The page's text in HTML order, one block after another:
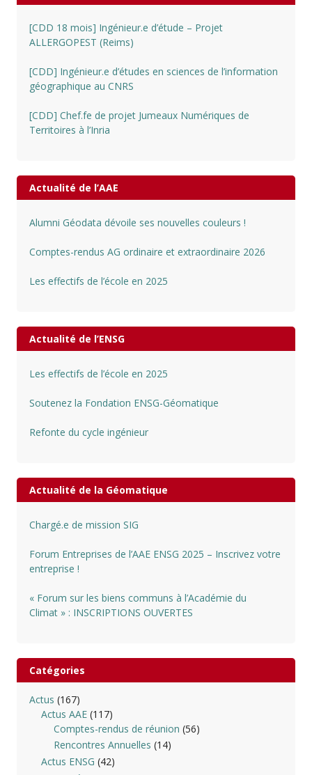
[CDD 18 mois] Ingénieur.e d’étude – Projet
ALLERGOPEST (Reims)
[CDD] Ingénieur.e d’études en sciences de l’information
géographique au CNRS
[CDD] Chef.fe de projet Jumeaux Numériques de
Territoires à l’Inria
Actualité de l’AAE
Alumni Géodata dévoile ses nouvelles couleurs !
Comptes-rendus AG ordinaire et extraordinaire 2026
Les effectifs de l’école en 2025
Actualité de l’ENSG
Les effectifs de l’école en 2025
Soutenez la Fondation ENSG-Géomatique
Refonte du cycle ingénieur
Actualité de la Géomatique
Chargé.e de mission SIG
Forum Entreprises de l’AAE ENSG 2025 – Inscrivez votre
entreprise !
« Forum sur les biens communs à l’Académie du
Climat » : INSCRIPTIONS OUVERTES
Catégories
Actus (167)
Actus AAE (117)
Comptes-rendus de réunion (56)
Rencontres Annuelles (14)
Actus ENSG (42)